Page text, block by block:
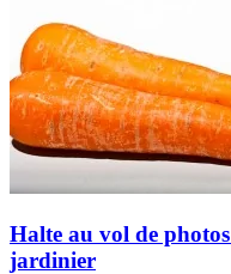
Halte au vol de
jardinier